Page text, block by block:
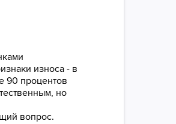
износа - в
90 процентов
но
вопрос.